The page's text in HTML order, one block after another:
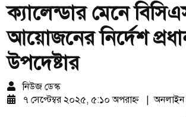
ক্যালেন্ডার মেনে
আয়োজনের নির্দেশ
উপদেষ্টার
নিউজ ডেস্ক
৭ সেপ্টেম্বর ২০২৫, ৫:১০ অপরাহ্ন
অনলাইন